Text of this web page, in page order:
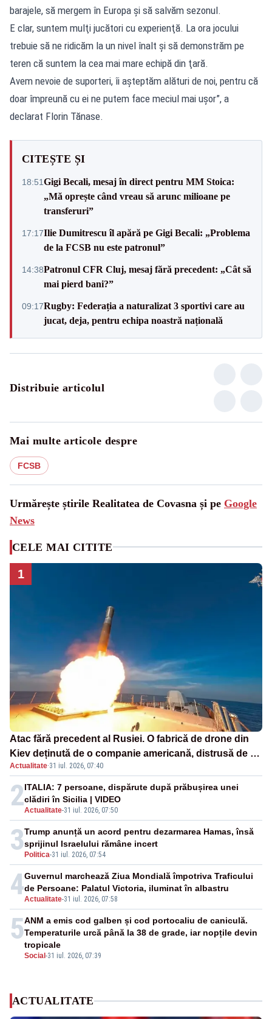
barajele, să mergem în Europa şi să salvăm sezonul.
E clar, suntem mulţi jucători cu experienţă. La ora jocului
trebuie să ne ridicăm la un nivel înalt şi să demonstrăm pe
teren că suntem la cea mai mare echipă din ţară.
Avem nevoie de suporteri, îi aşteptăm alături de noi, pentru că
doar împreună cu ei ne putem face meciul mai uşor”, a
declarat Florin Tănase.
CITEȘTE ȘI
18:51Gigi Becali, mesaj în direct pentru MM Stoica:
„Mă oprește când vreau să arunc milioane pe
transferuri”
17:17Ilie Dumitrescu îl apără pe Gigi Becali: „Problema
de la FCSB nu este patronul”
14:38Patronul CFR Cluj, mesaj fără precedent: „Cât să
mai pierd bani?”
09:17Rugby: Federația a naturalizat 3 sportivi care au
jucat, deja, pentru echipa noastră națională
Distribuie articolul
Mai multe articole despre
FCSB
Urmărește știrile Realitatea de Covasna și pe Google
News
CELE MAI CITITE
1
Atac fără precedent al Rusiei. O fabrică de drone din
Kiev deținută de o companie americană, distrusă de o
rachetă rusească
Actualitate·31 iul. 2026, 07:40
2Actualitate-31 iul. 2026, 07:50
ITALIA: 7 persoane, dispărute după prăbușirea unei
clădiri în Sicilia | VIDEO
3 Politica-31 iul. 2026, 07:54
Trump anunță un acord pentru dezarmarea Hamas, însă
sprijinul Israelului rămâne incert
4Actualitate-31 iul. 2026, 07:58
Guvernul marchează Ziua Mondială împotriva Traficului
de Persoane: Palatul Victoria, iluminat în albastru
5
Social -31 iul. 2026, 07:39
ANM a emis cod galben și cod portocaliu de caniculă.
Temperaturile urcă până la 38 de grade, iar nopțile devin
tropicale
ACTUALITATE